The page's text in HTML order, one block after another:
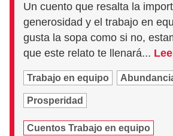
Un cuento que resalta la
generosidad y el trabajo en
gusta la sopa como si no,
que este relato te llenará...
Trabajo en equipo
Prosperidad
Cuentos Trabajo en equipo